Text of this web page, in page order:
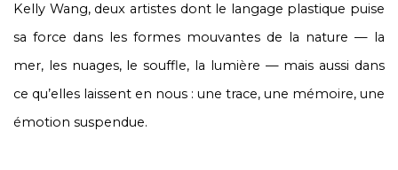
Kelly Wang, deux artistes dont le langage plastique puise
sa force dans les formes mouvantes de la nature — la
mer, les nuages, le souffle, la lumière — mais aussi dans
ce qu’elles laissent en nous : une trace, une mémoire, une
émotion suspendue.